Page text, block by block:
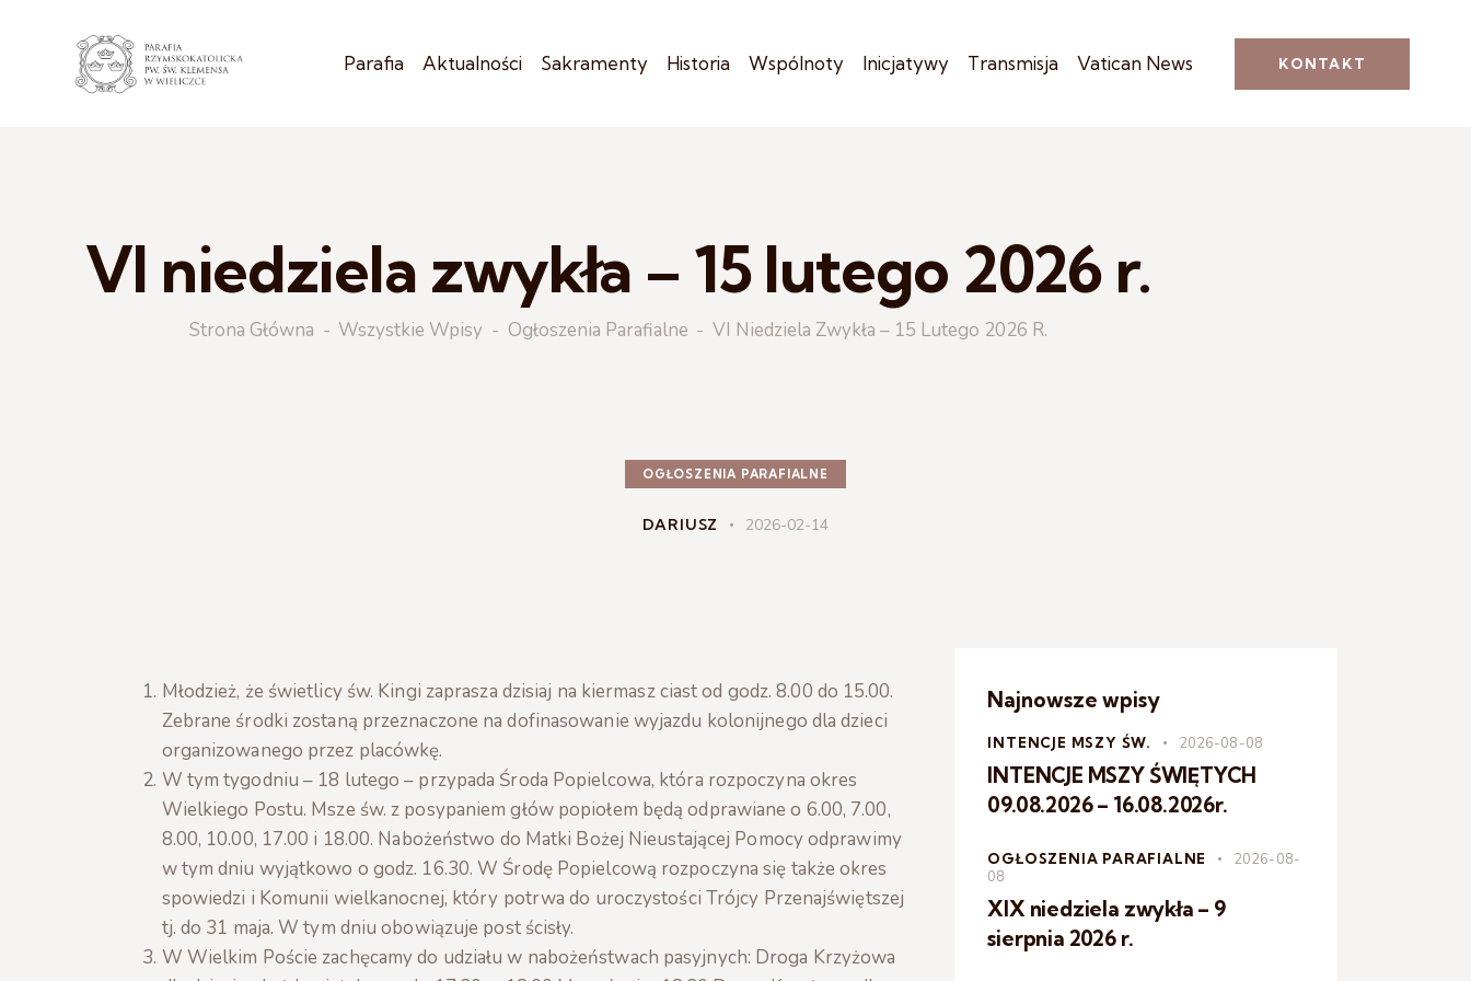
Parafia Aktualności Sakramenty Historia Wspólnoty Inicjatywy Transmisja Vatican News KONTAKT
VI niedziela zwykła – 15 lutego 2026 r.
Strona Główna Wszystkie Wpisy Ogłoszenia Parafialne VI Niedziela Zwykła – 15 Lutego 2026 R.
OGŁOSZENIA PARAFIALNE
DARIUSZ 2026-02-14
Młodzież, że świetlicy św. Kingi zaprasza dzisiaj na kiermasz ciast od godz. 8.00 do 15.00.
Zebrane środki zostaną przeznaczone na dofinasowanie wyjazdu kolonijnego dla dzieci
organizowanego przez placówkę.
W tym tygodniu – 18 lutego – przypada Środa Popielcowa, która rozpoczyna okres
Wielkiego Postu. Msze św. z posypaniem głów popiołem będą odprawiane o 6.00, 7.00,
8.00, 10.00, 17.00 i 18.00. Nabożeństwo do Matki Bożej Nieustającej Pomocy odprawimy
w tym dniu wyjątkowo o godz. 16.30. W Środę Popielcową rozpoczyna się także okres
spowiedzi i Komunii wielkanocnej, który potrwa do uroczystości Trójcy Przenajświętszej
tj. do 31 maja. W tym dniu obowiązuje post ścisły.
W Wielkim Poście zachęcamy do udziału w nabożeństwach pasyjnych: Droga Krzyżowa
Najnowsze wpisy
INTENCJE MSZY ŚW. 2026-08-08
INTENCJE MSZY ŚWIĘTYCH
09.08.2026 – 16.08.2026r.
OGŁOSZENIA PARAFIALNE
2026-08-
08
XIX niedziela zwykła – 9
sierpnia 2026 r.